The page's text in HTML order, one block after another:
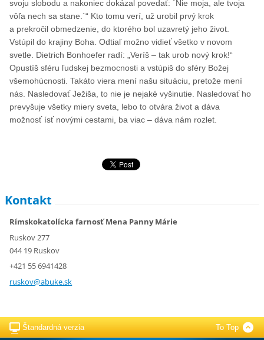
svoju slobodu a nakoniec dokázal povedať: ´Nie moja, ale tvoja
vôľa nech sa stane.´“ Kto tomu verí, už urobil prvý krok
a prekročil obmedzenie, do ktorého bol uzavretý jeho život.
Vstúpil do krajiny Boha. Odtiaľ možno vidieť všetko v novom
svetle. Dietrich Bonhoefer radí: „Veríš – tak urob nový krok!“
Opustíš sféru ľudskej bezmocnosti a vstúpiš do sféry Božej
všemohúcnosti. Takáto viera mení našu situáciu, pretože mení
nás. Nasledovať Ježiša, to nie je nejaké vyšinutie. Nasledovať ho
prevyšuje všetky miery sveta, lebo to otvára život a dáva
možnosť ísť novými cestami, ba viac – dáva nám rozlet.
Kontakt
Rímskokatolícka farnosť Mena Panny Márie
Ruskov 277
044 19 Ruskov
+421 55 6941428
ruskov@abuke.sk
Štandardná verzia To Top